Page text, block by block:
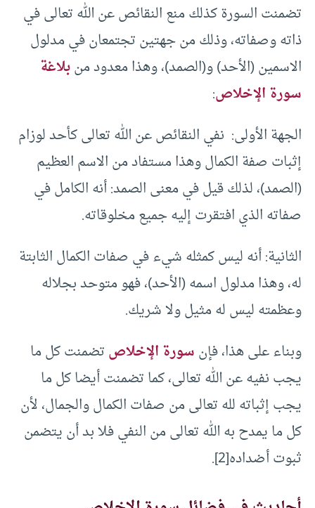
تضمنت السورة كذلك منع النقائص عن الله تعالى في
ذاته وصفاته، وذلك من جهتين تجتمعان في مدلول
الاسمين (الأحد) و(الصمد)، وهذا معدود منبلاغة
سورة الإخلاص:
الجهة الأولى: نفي النقائص عن الله تعالى كأحد لوزام
إثبات صفة الكمال وهذا مستفاد من الاسم العظيم
(الصمد)، لذلك قيل في معنى الصمد: أنه الكامل في
صفاته الذي افتقرت إليه جميع مخلوقاته.
الثانية: أنه ليس كمثله شيء في صفات الكمال الثابتة
له، وهذا مدلول اسمه (الأحد)، فهو متوحد بجلاله
وعظمته ليس له مثيل ولا شريك.
وبناء على هذا، فإنسورة الإخلاصتضمنت كل ما
يجب نفيه عن الله تعالى، كما تضمنت أيضا كل ما
يجب إثباته لله تعالى من صفات الكمال والجمال، لأن
كل ما يمدح به الله تعالى من النفي فلا بد أن يتضمن
ثبوت أضداده[2].